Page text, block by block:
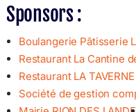
Sponsors :
Boulangerie Pâtisserie
Restaurant La Cantine
Restaurant LA TAVERNE
Société de gestion